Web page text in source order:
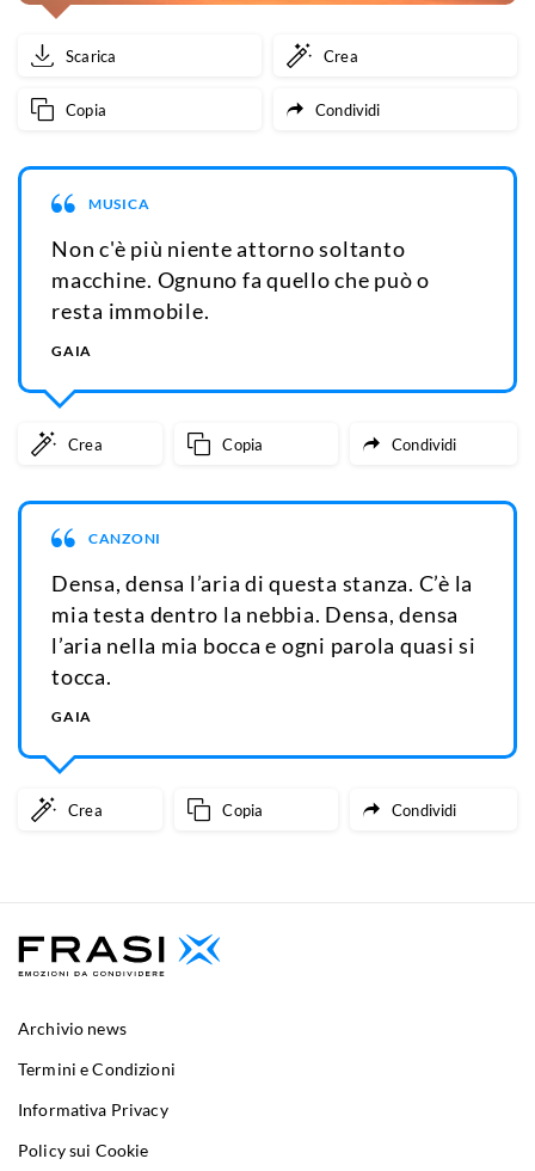
Scarica Crea
Copia Condividi
MUSICA
Non c'è più niente attorno soltanto
macchine. Ognuno fa quello che può o
resta immobile.
GAIA
Crea Copia Condividi
CANZONI
Densa, densa l’aria di questa stanza. C’è la
mia testa dentro la nebbia. Densa, densa
l’aria nella mia bocca e ogni parola quasi si
tocca.
GAIA
Crea Copia Condividi
Archivio news
Termini e Condizioni
Informativa Privacy
Policy sui Cookie